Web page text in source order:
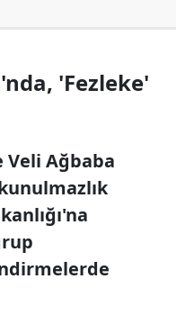
'Fezleke'
Veli Ağbaba